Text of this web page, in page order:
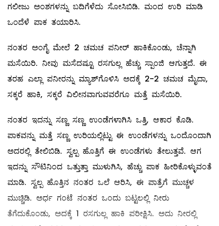
ಗಲೀಜು ಅಂಶಗಳನ್ನು ಬದಿಗೆಳೆದು ಸೋಸಿಬಿಡಿ. ಮಂದ ಉರಿ ಮಾಡಿ
ಒಂದೆಳೆ ಪಾಕ ತಯಾರಿಸಿ.
ನಂತರ ಅಂಗೈ ಮೇಲೆ 2 ಚಮಚ ಪನೀರ್‌ ಹಾಕಿಕೊಂಡು, ಚೆನ್ನಾಗಿ
ಮಸೆಯಿರಿ. ನೀವು ಮಸೆದಷ್ಟೂ ರಸಗುಲ್ಲ ಹೆಚ್ಚು ಸ್ಪಾಂಜಿ ಆಗುತ್ತದೆ. ಈ
ತರಹ ಎಲ್ಲಾ ಪನೀರನ್ನು ಮ್ಯಾಶ್‌ಗೊಳಿಸಿ ಅದಕ್ಕೆ 2-2 ಚಮಚ ಮೈದಾ,
ಸಕ್ಕರೆ ಹಾಕಿ, ಸಕ್ಕರೆ ವಿಲೀನವಾಗುವವರೆಗೂ ಮತ್ತೆ ಮಸೆಯಿರಿ.
ನಂತರ ಇದನ್ನು ಸಣ್ಣ ಸಣ್ಣ ಉಂಡೆಗಳಾಗಿಸಿ ಒತ್ತಿ, ಆಕಾರ ಕೊಡಿ.
ಪಾಕವನ್ನು ಮತ್ತೆ ಸಣ್ಣ ಉರಿಯಲ್ಲಿಟ್ಟು ಈ ಉಂಡೆಗಳನ್ನು ಒಂದೊಂದಾಗಿ
ಅದರಲ್ಲಿ ತೇಲಿಬಿಡಿ. ಸ್ವಲ್ಪ ಹೊತ್ತಿಗೆ ಈ ಉಂಡೆಗಳು ತೇಲುತ್ತವೆ. ಆಗ
ಇದನ್ನು ಸೌಟಿನಿಂದ ಒತ್ತುತ್ತಾ ಮುಳುಗಿಸಿ, ಹೆಚ್ಚು ಪಾಕ ಹೀರಿಕೊಳ್ಳುವಂತೆ
ಮಾಡಿ. ಸ್ವಲ್ಪ ಹೊತ್ತಿನ ನಂತರ ಒಲೆ ಆರಿಸಿ, ಈ ಪಾತ್ರೆಗೆ ಮುಚ್ಚಳ
ಮುಚ್ಚಿಡಿ. ಅರ್ಧ ಗಂಟೆ ನಂತರ ಒಂದು ಬಟ್ಟಲಲ್ಲಿ ನೀರು
ತೆಗೆದುಕೊಂಡು, ಅದಕ್ಕೆ 1 ರಸಗುಲ್ಲ ಹಾಕಿ ಪರೀಕ್ಷಿಸಿ. ಅದು ನೀರಲ್ಲಿ